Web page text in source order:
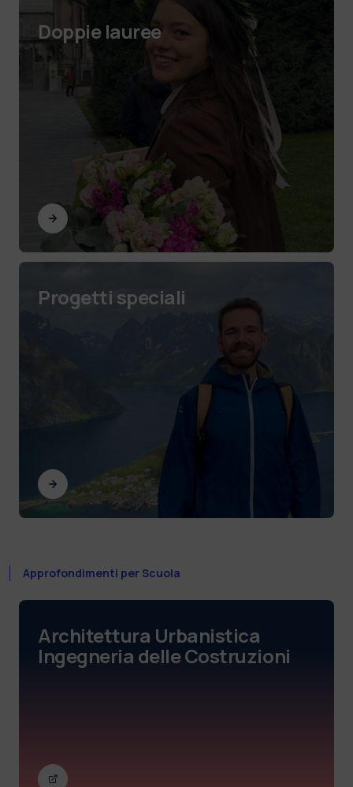
Doppie lauree
Progetti speciali
Approfondimenti per Scuola
Architettura Urbanistica
Ingegneria delle Costruzioni